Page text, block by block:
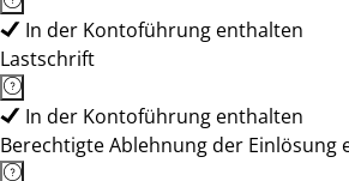
In der Kontoführung enthalten
Lastschrift
In der Kontoführung enthalten
Berechtigte Ablehnung der Einlösung